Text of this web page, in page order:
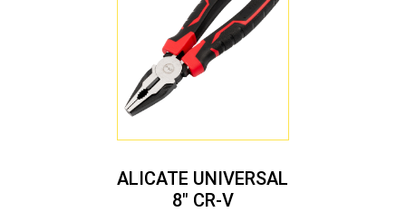
ALICATE UNIVERSAL
8″ CR-V